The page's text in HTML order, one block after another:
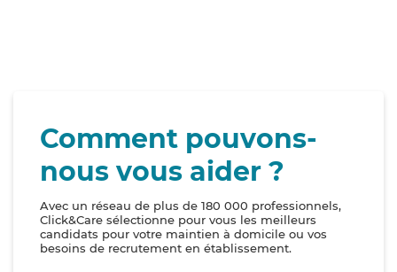
Comment pouvons-
nous vous aider ?
Avec un réseau de plus de 180 000 professionnels,
Click&Care sélectionne pour vous les meilleurs
candidats pour votre maintien à domicile ou vos
besoins de recrutement en établissement.